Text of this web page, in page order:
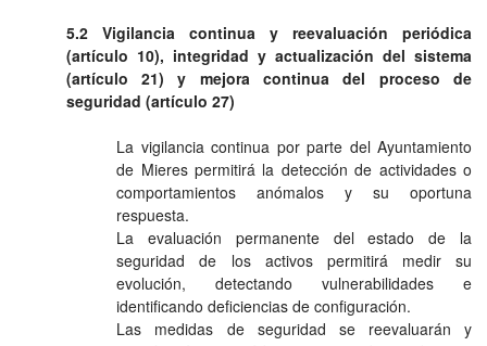
5.2 Vigilancia continua y reevaluación periódica
(artículo 10), integridad y actualización del sistema
(artículo 21) y mejora continua del proceso de
seguridad (artículo 27)
La vigilancia continua por parte del Ayuntamiento
de Mieres permitirá la detección de actividades o
comportamientos anómalos y su oportuna
respuesta.
La evaluación permanente del estado de la
seguridad de los activos permitirá medir su
evolución, detectando vulnerabilidades e
identificando deficiencias de configuración.
Las medidas de seguridad se reevaluarán y